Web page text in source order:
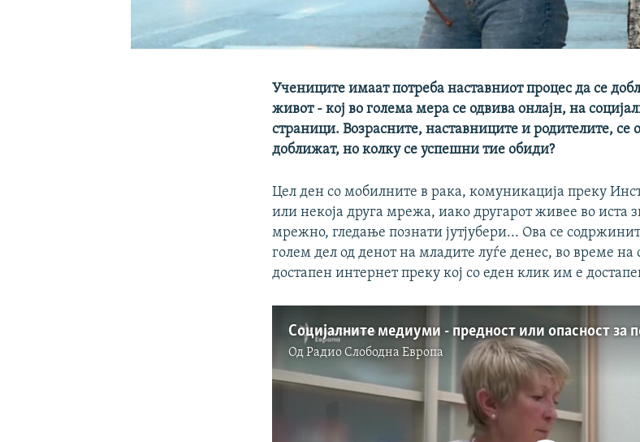
Учениците имаат потреба наставниот процес да се
живот - кој во голема мера се одвива онлајн, на
страници. Возрасните, наставниците и родителите, се
доближат, но колку се успешни тие обиди?
Цел ден со мобилните в рака, комуникација преку
или некоја друга мрежа, иако другарот живее во иста
мрежно, гледање познати јутјубери... Ова се
голем дел од денот на младите луѓе денес, во време
достапен интернет преку кој со еден клик им е
ОдРадио Слободна Eвропа